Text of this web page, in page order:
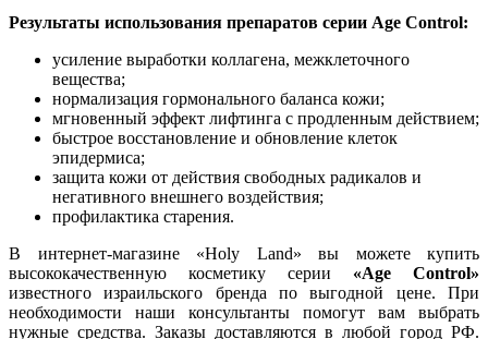
Результаты использования препаратов серии Age Control:
усиление выработки коллагена, межклеточного
вещества;
нормализация гормонального баланса кожи;
мгновенный эффект лифтинга с продленным действием;
быстрое восстановление и обновление клеток
эпидермиса;
защита кожи от действия свободных радикалов и
негативного внешнего воздействия;
профилактика старения.
В интернет-магазине «Holy Land» вы можете купить
высококачественную косметику серии «Age Control»
известного израильского бренда по выгодной цене. При
необходимости наши консультанты помогут вам выбрать
нужные средства. Заказы доставляются в любой город РФ.